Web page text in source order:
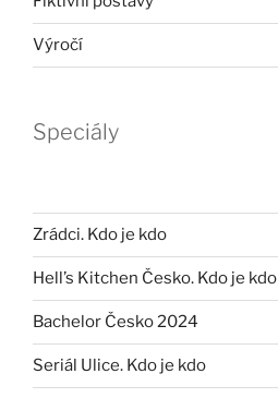
Výročí
Speciály
Zrádci. Kdo je kdo
Hell’s Kitchen Česko. Kdo je kdo
Bachelor Česko 2024
Seriál Ulice. Kdo je kdo